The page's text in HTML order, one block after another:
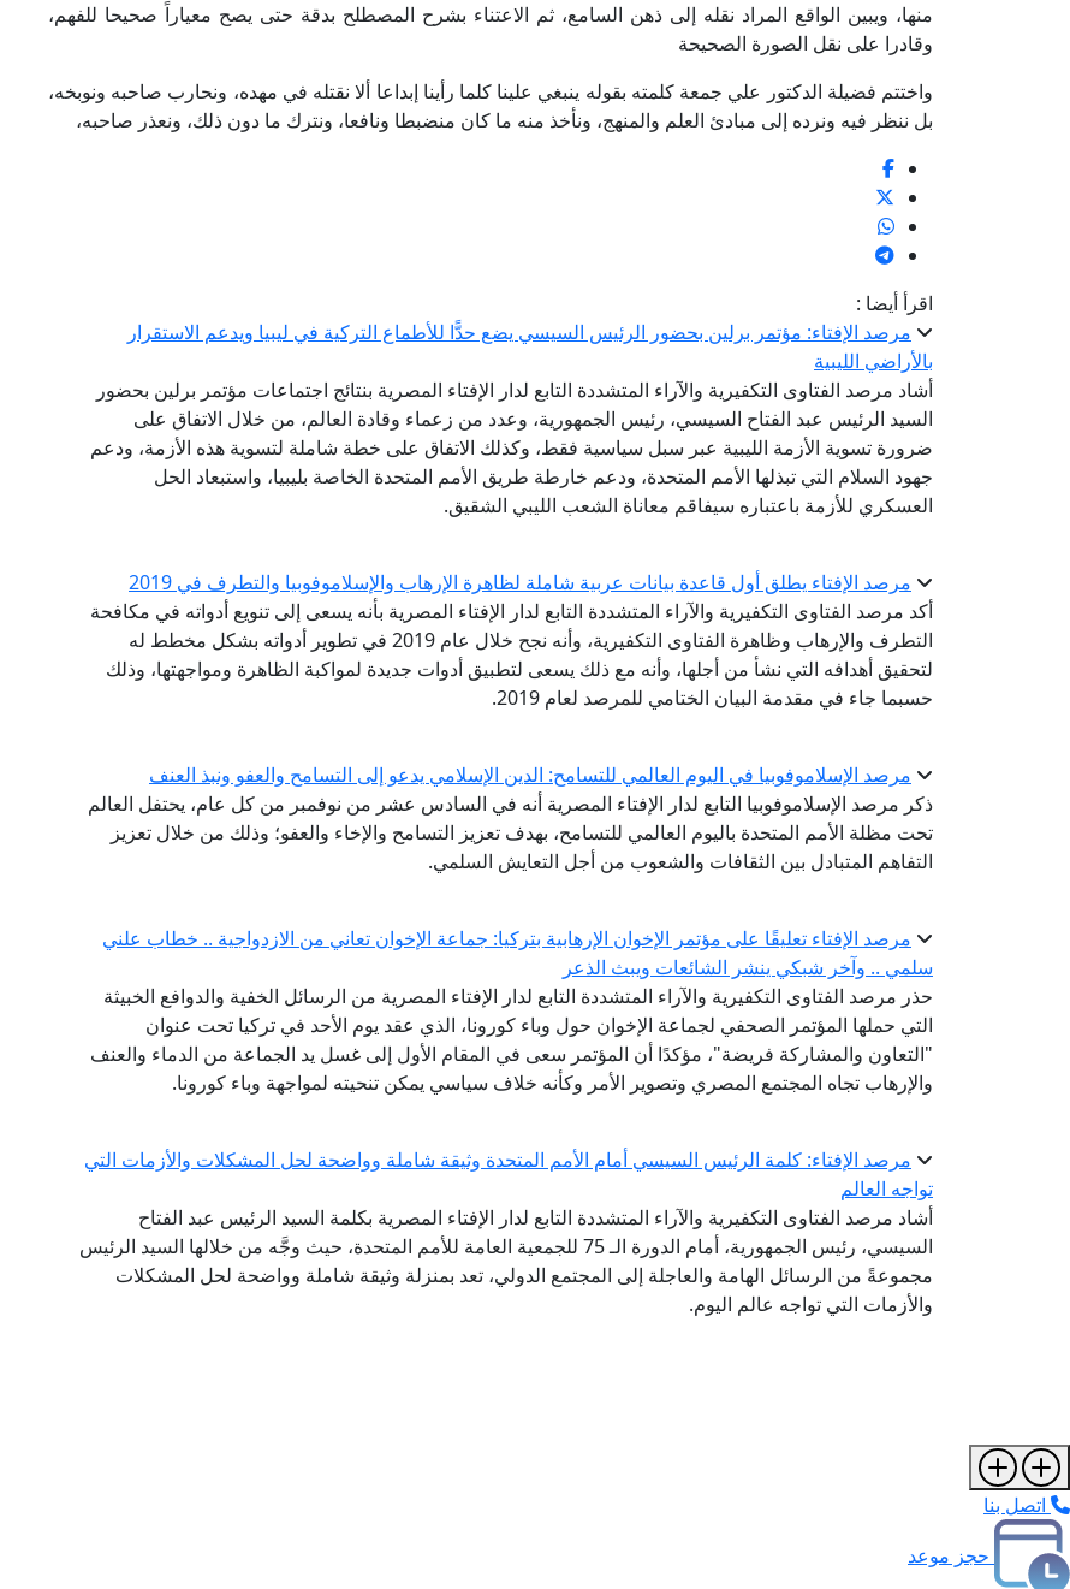
منها، ويبين الواقع المراد نقله إلى ذهن السامع، ثم الاعتناء بشرح المصطلح بدقة حتى يصح معياراً صحيحا للفهم،
وقادرا على نقل الصورة الصحيحة
واختتم فضيلة الدكتور علي جمعة كلمته بقوله ينبغي علينا كلما رأينا إبداعا ألا نقتله في مهده، ونحارب صاحبه ونوبخه،
بل ننظر فيه ونرده إلى مبادئ العلم والمنهج، ونأخذ منه ما كان منضبطا ونافعا، ونترك ما دون ذلك، ونعذر صاحبه،
اقرأ أيضا :
مرصد الإفتاء: مؤتمر برلين بحضور الرئيس السيسي يضع حدًّا للأطماع التركية في ليبيا ويدعم الاستقرار
بالأراضي الليبية
أشاد مرصد الفتاوى التكفيرية والآراء المتشددة التابع لدار الإفتاء المصرية بنتائج اجتماعات مؤتمر برلين بحضور
السيد الرئيس عبد الفتاح السيسي، رئيس الجمهورية، وعدد من زعماء وقادة العالم، من خلال الاتفاق على
ضرورة تسوية الأزمة الليبية عبر سبل سياسية فقط، وكذلك الاتفاق على خطة شاملة لتسوية هذه الأزمة، ودعم
جهود السلام التي تبذلها الأمم المتحدة، ودعم خارطة طريق الأمم المتحدة الخاصة بليبيا، واستبعاد الحل
العسكري للأزمة باعتباره سيفاقم معاناة الشعب الليبي الشقيق.
مرصد الإفتاء يطلق أول قاعدة بيانات عربية شاملة لظاهرة الإرهاب والإسلاموفوبيا والتطرف في 2019
أكد مرصد الفتاوى التكفيرية والآراء المتشددة التابع لدار الإفتاء المصرية بأنه يسعى إلى تنويع أدواته في مكافحة
التطرف والإرهاب وظاهرة الفتاوى التكفيرية، وأنه نجح خلال عام 2019 في تطوير أدواته بشكل مخطط له
لتحقيق أهدافه التي نشأ من أجلها، وأنه مع ذلك يسعى لتطبيق أدوات جديدة لمواكبة الظاهرة ومواجهتها، وذلك
حسبما جاء في مقدمة البيان الختامي للمرصد لعام 2019.
مرصد الإسلاموفوبيا في اليوم العالمي للتسامح: الدين الإسلامي يدعو إلى التسامح والعفو ونبذ العنف
ذكر مرصد الإسلاموفوبيا التابع لدار الإفتاء المصرية أنه في السادس عشر من نوفمبر من كل عام، يحتفل العالم
تحت مظلة الأمم المتحدة باليوم العالمي للتسامح، بهدف تعزيز التسامح والإخاء والعفو؛ وذلك من خلال تعزيز
التفاهم المتبادل بين الثقافات والشعوب من أجل التعايش السلمي.
مرصد الإفتاء تعليقًا على مؤتمر الإخوان الإرهابية بتركيا: جماعة الإخوان تعاني من الازدواجية .. خطاب علني
سلمي .. وآخر شبكي ينشر الشائعات ويبث الذعر
حذر مرصد الفتاوى التكفيرية والآراء المتشددة التابع لدار الإفتاء المصرية من الرسائل الخفية والدوافع الخبيثة
التي حملها المؤتمر الصحفي لجماعة الإخوان حول وباء كورونا، الذي عقد يوم الأحد في تركيا تحت عنوان
"التعاون والمشاركة فريضة"، مؤكدًا أن المؤتمر سعى في المقام الأول إلى غسل يد الجماعة من الدماء والعنف
والإرهاب تجاه المجتمع المصري وتصوير الأمر وكأنه خلاف سياسي يمكن تنحيته لمواجهة وباء كورونا.
مرصد الإفتاء: كلمة الرئيس السيسي أمام الأمم المتحدة وثيقة شاملة وواضحة لحل المشكلات والأزمات التي
تواجه العالم
أشاد مرصد الفتاوى التكفيرية والآراء المتشددة التابع لدار الإفتاء المصرية بكلمة السيد الرئيس عبد الفتاح
السيسي، رئيس الجمهورية، أمام الدورة الـ 75 للجمعية العامة للأمم المتحدة، حيث وجَّه من خلالها السيد الرئيس
مجموعةً من الرسائل الهامة والعاجلة إلى المجتمع الدولي، تعد بمنزلة وثيقة شاملة وواضحة لحل المشكلات
والأزمات التي تواجه عالم اليوم.
اتصل بنا
حجز موعد